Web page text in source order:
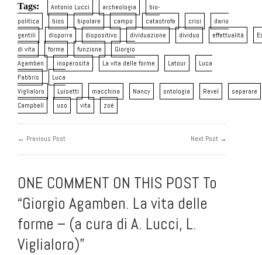
Tags: Antonio Lucci archeologia
bio-
politica
bios bipolare campo catastrofe crisi
dario
gentili
disporre dispositivo dividuazione dividuo effettualità
di vita
forme funzione
Giorgio
Agamben
inoperosità La vita delle forme Latour
Luca
Fabbris
Luca
Viglialoro
Luisetti macchina Nancy ontologia Revel
separare
Campbell
uso vita zoé
← Previous Post Next Post →
ONE COMMENT ON THIS POST To
“Giorgio Agamben. La vita delle
forme – (a cura di A. Lucci, L.
Viglialoro)”